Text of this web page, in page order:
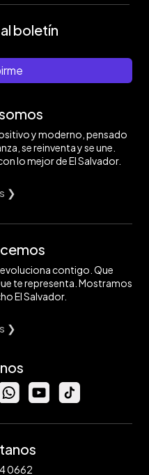
boletín
y moderno, pensado
se reinventa y se une.
lo mejor de El Salvador.
❯
contigo. Que
te representa. Mostramos
El Salvador.
❯
0662